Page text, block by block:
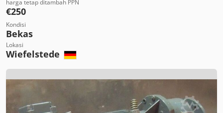
harga tetap ditambah PPN
€250
Kondisi
Bekas
Lokasi
Wiefelstede